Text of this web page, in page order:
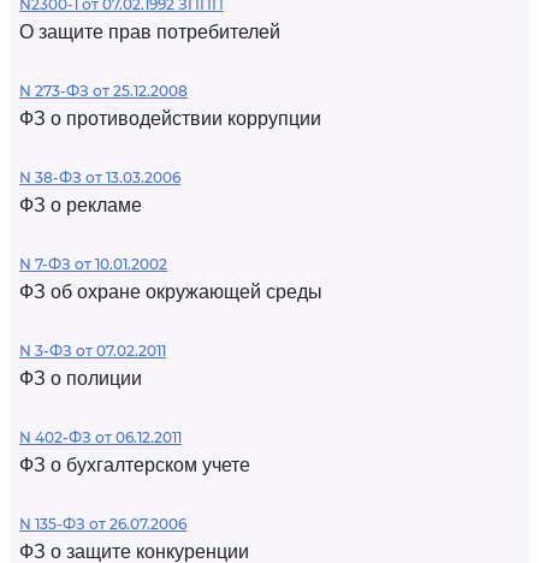
N2300-1 от 07.02.1992 ЗППП
О защите прав потребителей
N 273-ФЗ от 25.12.2008
ФЗ о противодействии коррупции
N 38-ФЗ от 13.03.2006
ФЗ о рекламе
N 7-ФЗ от 10.01.2002
ФЗ об охране окружающей среды
N 3-ФЗ от 07.02.2011
ФЗ о полиции
N 402-ФЗ от 06.12.2011
ФЗ о бухгалтерском учете
N 135-ФЗ от 26.07.2006
ФЗ о защите конкуренции